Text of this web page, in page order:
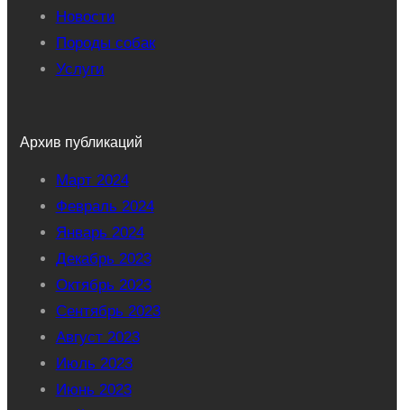
Новости
Породы собак
Услуги
Архив публикаций
Март 2024
Февраль 2024
Январь 2024
Декабрь 2023
Октябрь 2023
Сентябрь 2023
Август 2023
Июль 2023
Июнь 2023